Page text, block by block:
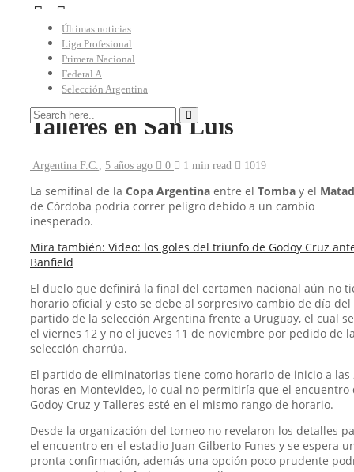
Últimas noticias
Liga Profesional
Primera Nacional
Federal A
Selección Argentina
Godoy Cruz
Copa Argentina: peligra el
encuentro entre Godoy Cruz y
Talleres en San Luis
Argentina F.C. 5 años ago 0 1 min read 1019
La semifinal de la Copa Argentina entre el Tomba y el
de Córdoba podría correr peligro debido a un cambio
inesperado.
Mira también: Video: los goles del triunfo de Godoy Cruz
Banfield
El duelo que definirá la final del certamen nacional aún no
horario oficial y esto se debe al sorpresivo cambio de día del
partido de la selección Argentina frente a Uruguay, el cual
el viernes 12 y no el jueves 11 de noviembre por pedido de
selección charrúa.
El partido de eliminatorias tiene como horario de inicio a las
horas en Montevideo, lo cual no permitiría que el encuentro
Godoy Cruz y Talleres esté en el mismo rango de horario.
Desde la organización del torneo no revelaron los detalles
el encuentro en el estadio Juan Gilberto Funes y se espera
pronta confirmación, además una opción poco prudente